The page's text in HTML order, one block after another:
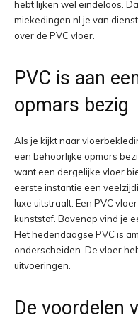
hebt lijken wel eindeloos.
miekedingen.nl je van
over de PVC vloer.
PVC is aan
opmars bezig
Als je kijkt naar
een behoorlijke opmars
want een dergelijke vloer
eerste instantie een
luxe uitstraalt. Een PVC
kunststof. Bovenop vind je
Het hedendaagse PVC is
onderscheiden. De vloer
uitvoeringen.
De voordelen